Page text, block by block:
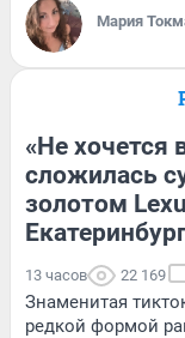
Мария
«Не хочется
сложилась
золотом
13 часов 22 169
Знаменитая
редкой формой